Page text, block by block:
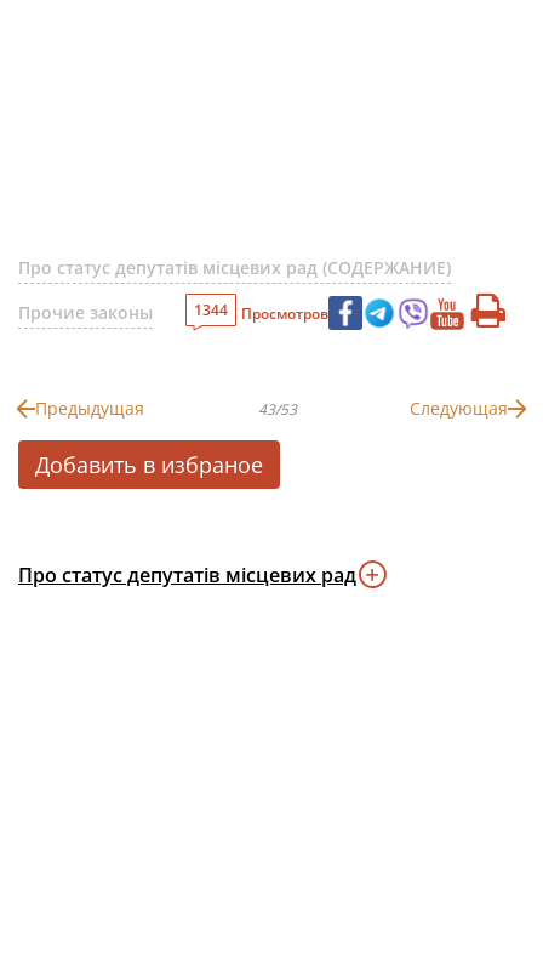
Про статус депутатів місцевих рад (СОДЕРЖАНИЕ)
Прочие законы
1344 Просмотров
Предыдущая 43/53 Следующая
Добавить в избраное
Про статус депутатів місцевих рад